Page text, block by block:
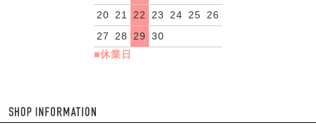
20
21 22 23 24 25
26
27
28 29
30
■休業日